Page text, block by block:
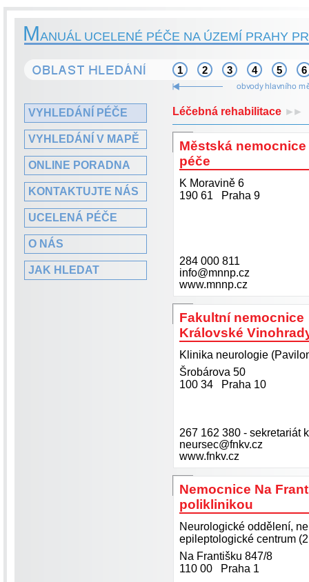
MANUÁL UCELENÉ PÉČE NA ÚZEMÍ PRAHY
1 2 3 4 5 6
VYHLEDÁNÍ PÉČE
VYHLEDÁNÍ V MAPĚ
ONLINE PORADNA
KONTAKTUJTE NÁS
UCELENÁ PÉČE
O NÁS
JAK HLEDAT
Léčebná rehabilitace ►►
Městská
péče
K Moravině 6
190 61 Praha 9
284 000 811
info@mnnp.cz
www.mnnp.cz
Fakultní nemocnice
Královské
Klinika neurologie
Šrobárova 50
100 34 Praha 10
267 162 380 - sekretariát
neursec@fnkv.cz
www.fnkv.cz
Nemocnice Na
poliklinikou
Neurologické oddělení,
epileptologické centrum
Na Františku 847/8
110 00 Praha 1